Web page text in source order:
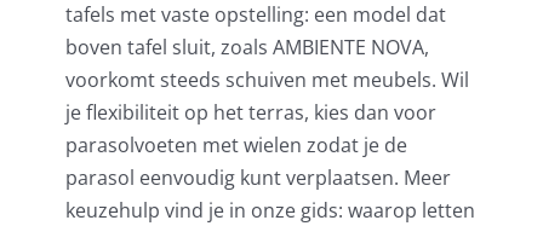
tafels met vaste opstelling: een model dat
boven tafel sluit, zoals AMBIENTE NOVA,
voorkomt steeds schuiven met meubels. Wil
je flexibiliteit op het terras, kies dan voor
parasolvoeten met wielen zodat je de
parasol eenvoudig kunt verplaatsen. Meer
keuzehulp vind je in onze gids: waarop letten